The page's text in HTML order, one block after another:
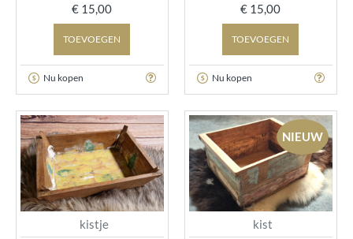
€ 15,00
TOEVOEGEN
Nu kopen
€ 15,00
TOEVOEGEN
Nu kopen
kistje
NIEUW
kist